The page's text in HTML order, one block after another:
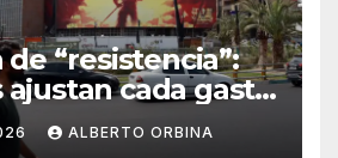
“resistencia”:
ajustan cada gasto
tras cinco
contra
ALBERTO ORBINA